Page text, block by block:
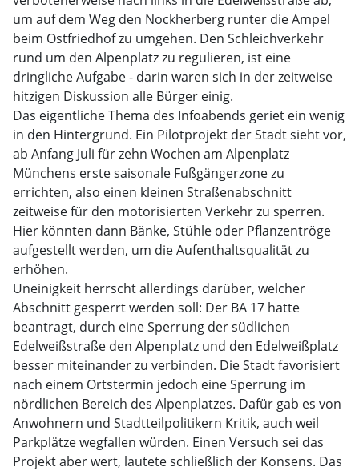
um auf dem Weg den Nockherberg runter die Ampel
beim Ostfriedhof zu umgehen. Den Schleichverkehr
rund um den Alpenplatz zu regulieren, ist eine
dringliche Aufgabe - darin waren sich in der zeitweise
hitzigen Diskussion alle Bürger einig.
Das eigentliche Thema des Infoabends geriet ein wenig
in den Hintergrund. Ein Pilotprojekt der Stadt sieht vor,
ab Anfang Juli für zehn Wochen am Alpenplatz
Münchens erste saisonale Fußgängerzone zu
errichten, also einen kleinen Straßenabschnitt
zeitweise für den motorisierten Verkehr zu sperren.
Hier könnten dann Bänke, Stühle oder Pflanzentröge
aufgestellt werden, um die Aufenthaltsqualität zu
erhöhen.
Uneinigkeit herrscht allerdings darüber, welcher
Abschnitt gesperrt werden soll: Der BA 17 hatte
beantragt, durch eine Sperrung der südlichen
Edelweißstraße den Alpenplatz und den Edelweißplatz
besser miteinander zu verbinden. Die Stadt favorisiert
nach einem Ortstermin jedoch eine Sperrung im
nördlichen Bereich des Alpenplatzes. Dafür gab es von
Anwohnern und Stadtteilpolitikern Kritik, auch weil
Parkplätze wegfallen würden. Einen Versuch sei das
Projekt aber wert, lautete schließlich der Konsens. Das